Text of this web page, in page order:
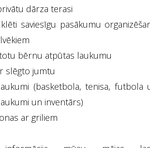
dārza terasi
saviesīgu pasākumu
bērnu atpūtas laukumu
slēgto jumtu
(basketbola, tenisa, futbola
un inventārs)
ar griliem